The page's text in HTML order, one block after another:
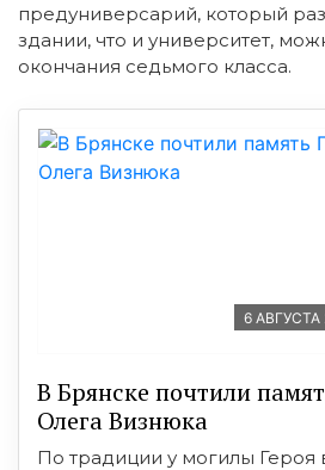
предуниверсарий, который
здании, что и университет,
окончания седьмого класса.
6 АВГУСТА
В Брянске почтили
Олега Визнюка
По традиции у могилы Героя